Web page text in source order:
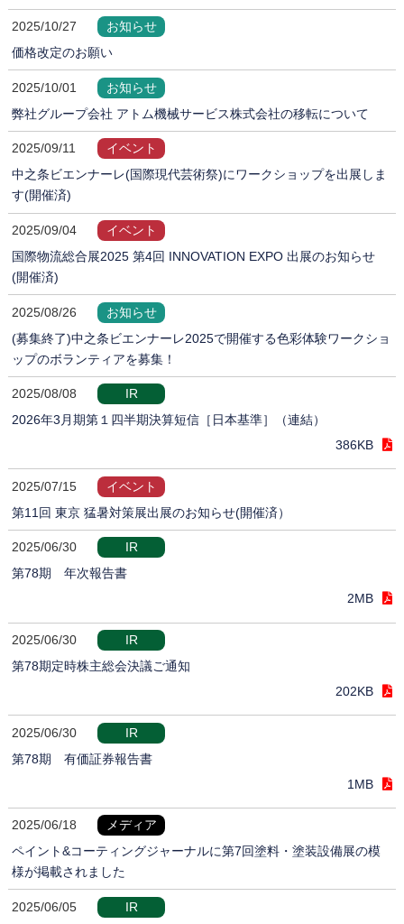
2025/10/27
お知らせ
価格改定のお願い
2025/10/01
お知らせ
弊社グループ会社 アトム機械サービス株式会社の移転について
2025/09/11
イベント
中之条ビエンナーレ(国際現代芸術祭)にワークショップを出展しま
す(開催済)
2025/09/04
イベント
国際物流総合展2025 第4回 INNOVATION EXPO 出展のお知らせ
(開催済)
2025/08/26
お知らせ
(募集終了)中之条ビエンナーレ2025で開催する色彩体験ワークショ
ップのボランティアを募集！
2025/08/08
IR
2026年3月期第１四半期決算短信［日本基準］（連結）
386KB
2025/07/15
イベント
第11回 東京 猛暑対策展出展のお知らせ(開催済）
2025/06/30
IR
第78期 年次報告書
2MB
2025/06/30
IR
第78期定時株主総会決議ご通知
202KB
2025/06/30
IR
第78期 有価証券報告書
1MB
2025/06/18
メディア
ペイント&コーティングジャーナルに第7回塗料・塗装設備展の模
様が掲載されました
2025/06/05
IR